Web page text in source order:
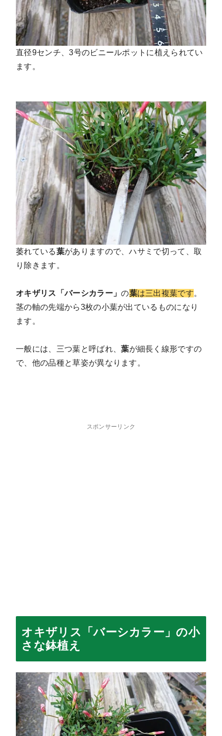
直径9センチ、3号のビニールポットに植えられてい
ます。
萎れている葉がありますので、ハサミで切って、取
り除きます。
オキザリス「バーシカラー」の葉は三出複葉です。
茎の軸の先端から3枚の小葉が出ているものになり
ます。
一般には、三つ葉と呼ばれ、葉が細長く線形ですの
で、他の品種と草姿が異なります。
スポンサーリンク
オキザリス「バーシカラー」の小
さな鉢植え